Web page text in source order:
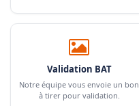
Validation BAT
Notre équipe vous envoie un bon
à tirer pour validation.